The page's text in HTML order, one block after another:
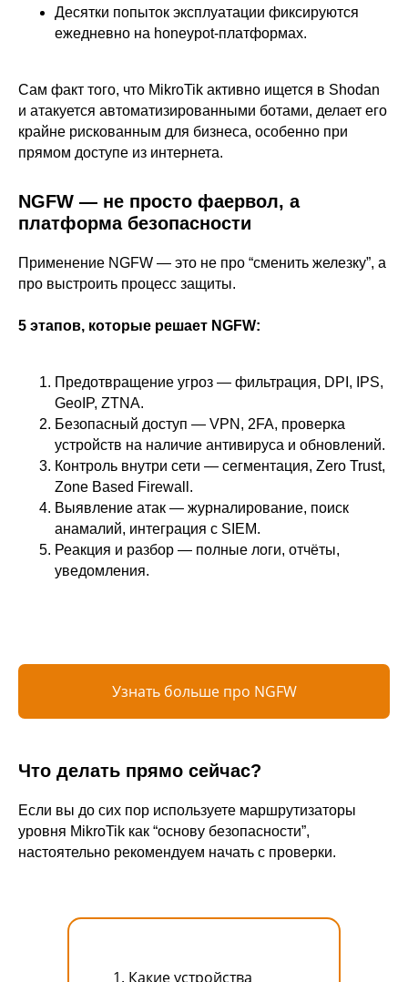
Десятки попыток эксплуатации фиксируются
ежедневно на honeypot-платформах.
Сам факт того, что MikroTik активно ищется в Shodan
и атакуется автоматизированными ботами, делает его
крайне рискованным для бизнеса, особенно при
прямом доступе из интернета.
NGFW — не просто фаервол, а
платформа безопасности
Применение NGFW — это не про “сменить железку”, а
про выстроить процесс защиты.
5 этапов, которые решает NGFW:
Предотвращение угроз — фильтрация, DPI, IPS,
GeoIP, ZTNA.
Безопасный доступ — VPN, 2FA, проверка
устройств на наличие антивируса и обновлений.
Контроль внутри сети — сегментация, Zero Trust,
Zone Based Firewall.
Выявление атак — журналирование, поиск
анамалий, интеграция с SIEM.
Реакция и разбор — полные логи, отчёты,
уведомления.
Узнать больше про NGFW
Что делать прямо сейчас?
Если вы до сих пор используете маршрутизаторы
уровня MikroTik как “основу безопасности”,
настоятельно рекомендуем начать с проверки.
Какие устройства
ООО «Айдеко»